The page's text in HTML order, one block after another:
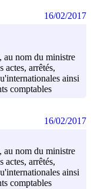
au nom du ministre
actes, arrêtés,
ainsi
comptables
16/02/2017
au nom du ministre
actes, arrêtés,
ainsi
comptables
16/02/2017